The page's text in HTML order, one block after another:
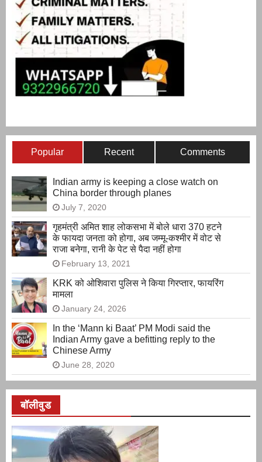
Popular Recent Comments
Indian army is keeping a close watch on
China border through planes
July 7, 2020
गृहमंत्री अमित शाह लोकसभा में बोले धारा 370 हटने
के फायदा जनता को होगा, अब जम्मू-कश्मीर में वोट से
राजा बनेगा, रानी के पेट से पैदा नहीं होगा
February 13, 2021
KRK को ओशिवारा पुलिस ने किया गिरप्तार, फायरिंग
मामला
January 24, 2026
In the ‘Mann ki Baat’ PM Modi said the
Indian Army gave a befitting reply to the
Chinese Army
June 28, 2020
बॉलीवुड